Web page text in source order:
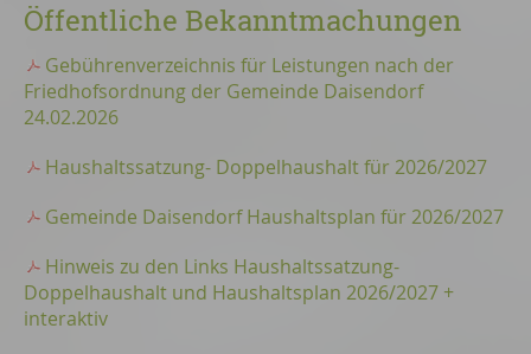
Öffentliche Bekanntmachungen
Gebührenverzeichnis für Leistungen nach der
Friedhofsordnung der Gemeinde Daisendorf
24.02.2026
Haushaltssatzung- Doppelhaushalt für 2026/2027
Gemeinde Daisendorf Haushaltsplan für 2026/2027
Hinweis zu den Links Haushaltssatzung-
Doppelhaushalt und Haushaltsplan 2026/2027 +
interaktiv